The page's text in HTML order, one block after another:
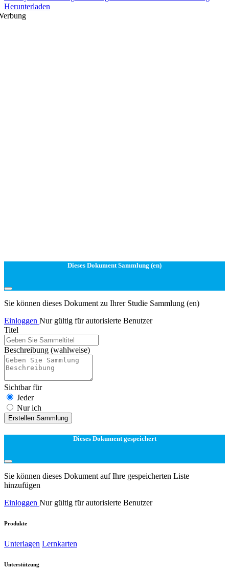
Herunterladen
Dieses Dokument Sammlung (en)
Sie können dieses Dokument zu Ihrer Studie Sammlung (en)
Einloggen Nur gültig für autorisierte Benutzer
Titel
Beschreibung (wahlweise)
Sichtbar für
Jeder
Nur ich
Erstellen Sammlung
Dieses Dokument gespeichert
Sie können dieses Dokument auf Ihre gespeicherten Liste
hinzufügen
Einloggen Nur gültig für autorisierte Benutzer
Produkte
Unterlagen Lernkarten
Unterstützung